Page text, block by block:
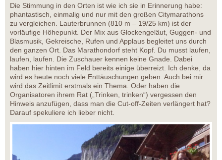
Die Stimmung in den Orten ist wie ich sie in Erinnerung habe:
phantastisch, einmalig und nur mit den großen Citymarathons
zu vergleichen. Lauterbrunnen (810 m – 19/25 km) ist der
vorläufige Höhepunkt. Der Mix aus Glockengeläut, Guggen- und
Blasmusik, Gekreische, Rufen und Applaus begleitet uns durch
den ganzen Ort. Das Marathondorf steht Kopf. Du musst laufen,
laufen, laufen. Die Zuschauer kennen keine Gnade. Dabei
haben hier hinten im Feld bereits einige überreizt. Ich denke, da
wird es heute noch viele Enttäuschungen geben. Auch bei mir
wird das Zeitlimit erstmals ein Thema. Oder haben die
Organisatoren ihrem Rat („Trinken, trinken“) vergessen den
Hinweis anzufügen, dass man die Cut-off-Zeiten verlängert hat?
Darauf spekuliere ich lieber nicht.